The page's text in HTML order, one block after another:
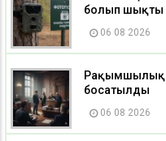
болып шықты
06 08 2026
Рақымшылық:
босатылды
06 08 2026